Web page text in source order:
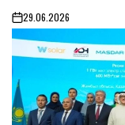
on29.06.2026